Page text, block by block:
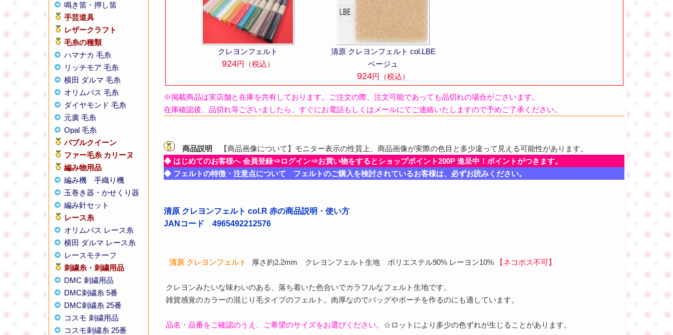
鳴き笛・押し笛
手芸道具
レザークラフト
毛糸の種類
ハマナカ 毛糸
リッチモア 毛糸
横田 ダルマ 毛糸
オリムパス 毛糸
ダイヤモンド 毛糸
元廣 毛糸
Opal 毛糸
バブルクイーン
ファー毛糸 カリーヌ
編み物用品
編み機
手織り機
玉巻き器・かせくり器
編み針セット
レース糸
オリムパス レース糸
横田 ダルマ レース糸
レースモチーフ
刺繍糸・刺繍用品
DMC 刺繍用品
DMC刺繍糸 5番
DMC刺繍糸 25番
コスモ 刺繍用品
コスモ刺繍糸 25番
クレヨンフェルト
924円（税込）
清原 クレヨンフェルト col.LBE
ベージュ
924円（税込）
※掲載商品は実店舗と在庫を共有しております。ご注文の際、注文可能であっても品切れの場合がございます。
在庫確認後、品切れ等ございましたら、すぐにお電話もしくはメールにてご連絡いたしますので予めご了承ください。
商品説明
【商品画像について】モニター表示の性質上、商品画像が実際の色目と多少違って見える可能性があります。
◆ はじめてのお客様へ 会員登録⇒ログイン⇒お買い物をするとショップポイント200P 進呈中！ポイントがつきます。
◆ フェルトの特徴・注意点について フェルトのご購入を検討されているお客様は、必ずお読みください。
清原 クレヨンフェルト col.R 赤の商品説明・使い方
JANコード 4965492212576
清原 クレヨンフェルト 厚さ約2.2mm クレヨンフェルト生地 ポリエステル90% レーヨン10% 【ネコポス不可】
クレヨンみたいな味わいのある、落ち着いた色合いでカラフルなフェルト生地です。
雑貨感覚のカラーの混じり毛タイプのフェルト。肉厚なのでバッグやポーチを作るのにも適しています。
品名・品番をご確認のうえ、ご希望のサイズをお選びください。 ☆ロットにより多少の色ずれが生じることがあります。